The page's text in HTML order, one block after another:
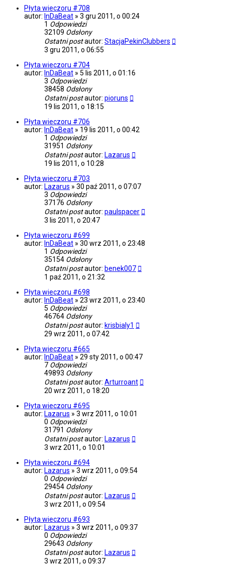
Płyta wieczoru #708
autor: InDaBeat » 3 gru 2011, o 00:24
1 Odpowiedzi
32109 Odsłony
Ostatni postautor: StacjaPekinClubbers
3 gru 2011, o 06:55
Płyta wieczoru #704
autor: InDaBeat » 5 lis 2011, o 01:16
3 Odpowiedzi
38458 Odsłony
Ostatni postautor: pioruns
19 lis 2011, o 18:15
Płyta wieczoru #706
autor: InDaBeat » 19 lis 2011, o 00:42
1 Odpowiedzi
31951 Odsłony
Ostatni postautor: Lazarus
19 lis 2011, o 10:28
Płyta wieczoru #703
autor: Lazarus » 30 paź 2011, o 07:07
3 Odpowiedzi
37176 Odsłony
Ostatni postautor: paulspacer
3 lis 2011, o 20:47
Płyta wieczoru #699
autor: InDaBeat » 30 wrz 2011, o 23:48
1 Odpowiedzi
35154 Odsłony
Ostatni postautor: benek007
1 paź 2011, o 21:32
Płyta wieczoru #698
autor: InDaBeat » 23 wrz 2011, o 23:40
5 Odpowiedzi
46764 Odsłony
Ostatni postautor: krisbialy1
29 wrz 2011, o 07:42
Płyta wieczoru #665
autor: InDaBeat » 29 sty 2011, o 00:47
7 Odpowiedzi
49893 Odsłony
Ostatni postautor: Arturroant
20 wrz 2011, o 18:20
Płyta wieczoru #695
autor: Lazarus » 3 wrz 2011, o 10:01
0 Odpowiedzi
31791 Odsłony
Ostatni postautor: Lazarus
3 wrz 2011, o 10:01
Płyta wieczoru #694
autor: Lazarus » 3 wrz 2011, o 09:54
0 Odpowiedzi
29454 Odsłony
Ostatni postautor: Lazarus
3 wrz 2011, o 09:54
Płyta wieczoru #693
autor: Lazarus » 3 wrz 2011, o 09:37
0 Odpowiedzi
29643 Odsłony
Ostatni postautor: Lazarus
3 wrz 2011, o 09:37